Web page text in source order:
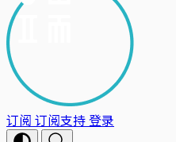
订阅 订阅支持登录